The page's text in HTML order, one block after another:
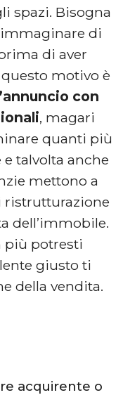
spazi. Bisogna
di
di aver
motivo è
con
, magari
quanti più
talvolta anche
mettono a
ristrutturazione
dell’immobile.
più potresti
giusto ti
della vendita.
acquirente o